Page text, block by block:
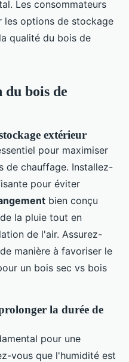
Les consommateurs
les options de stockage
qualité du bois de
du bois de
extérieur
pour maximiser
de chauffage. Installez-
pour éviter
bien conçu
la pluie tout en
de l'air. Assurez-
manière à favoriser le
un bois sec vs bois
la durée de
pour une
vous que l'humidité est